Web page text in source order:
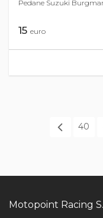
Pedane Suzuki
15 euro
40
Motopoint Racing